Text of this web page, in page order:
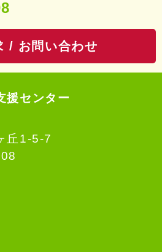
/ お問い合わせ
援センター
丘1-5-7